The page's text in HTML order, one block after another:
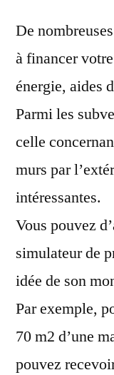
De
à financer
énergie, aides
Parmi les
celle
murs par
intéressantes.
Vous pouvez
simulateur de
idée de son
Par exemple,
70 m2 d’une
pouvez